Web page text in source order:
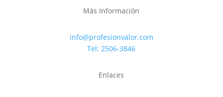
Más Información
info@profesionvalor.com
Tel: 2506-3846
Enlaces